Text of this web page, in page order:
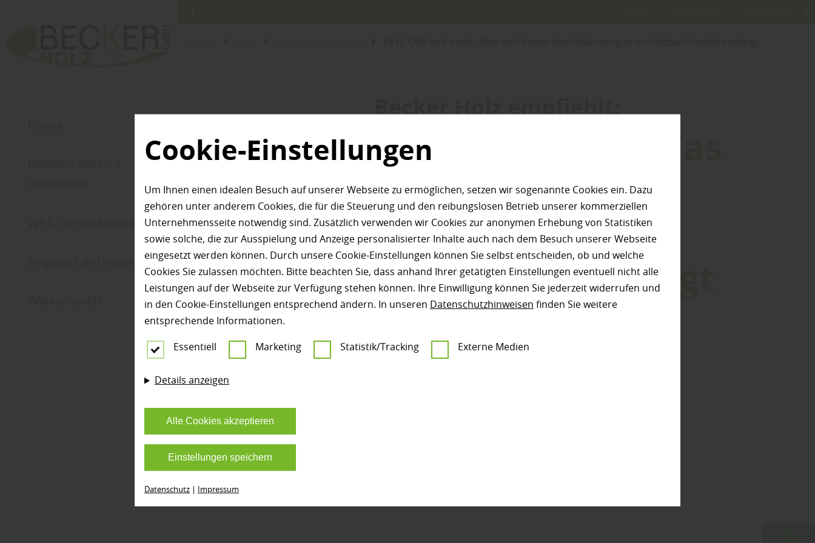
WPC-Terrassendielen
Becker Holz empfiehlt:
KVH, OSB und mehr: Was
sich hinter den
Abkürzungen im
Holzfachhandel verbirgt
Cookie-Einstellungen
Um Ihnen einen idealen Besuch auf unserer Webseite zu ermöglichen, setzen wir sogenannte Cookies ein. Dazu
gehören unter anderem Cookies, die für die Steuerung und den reibungslosen Betrieb unserer kommerziellen
Unternehmensseite notwendig sind. Zusätzlich verwenden wir Cookies zur anonymen Erhebung von Statistiken
sowie solche, die zur Ausspielung und Anzeige personalisierter Inhalte auch nach dem Besuch unserer Webseite
eingesetzt werden können. Durch unsere Cookie-Einstellungen können Sie selbst entscheiden, ob und welche
Cookies Sie zulassen möchten. Bitte beachten Sie, dass anhand Ihrer getätigten Einstellungen eventuell nicht alle
Leistungen auf der Webseite zur Verfügung stehen können. Ihre Einwilligung können Sie jederzeit widerrufen und
in den Cookie-Einstellungen entsprechend ändern. In unseren Datenschutzhinweisen finden Sie weitere
entsprechende Informationen.
Essentiell
Marketing Statistik/Tracking Externe Medien
Details anzeigen
Alle Cookies akzeptieren
Einstellungen speichern
Datenschutz | Impressum